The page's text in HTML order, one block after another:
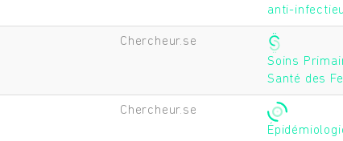
anti-
Chercheur.se
Soins
Santé des
Chercheur.se